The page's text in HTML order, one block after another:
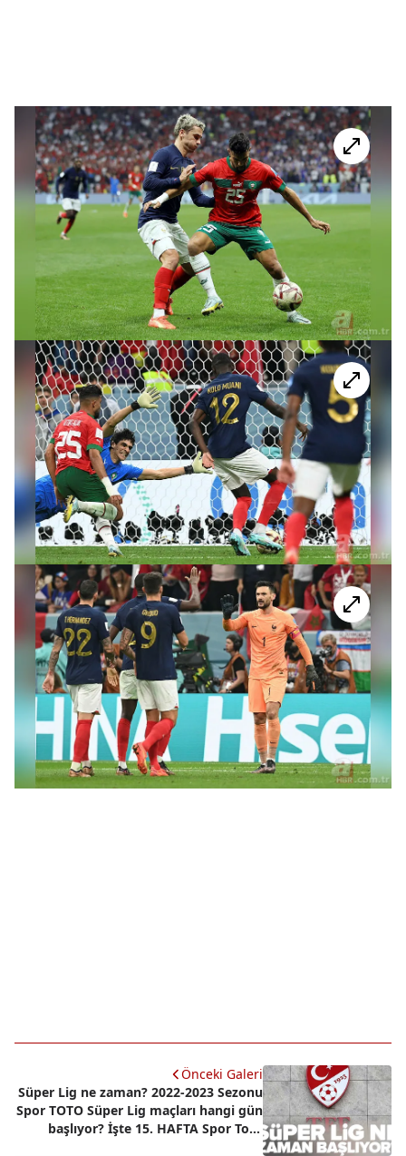
Önceki Galeri
Süper Lig ne zaman? 2022-2023 Sezonu
Spor TOTO Süper Lig maçları hangi gün
başlıyor? İşte 15. HAFTA Spor Toto